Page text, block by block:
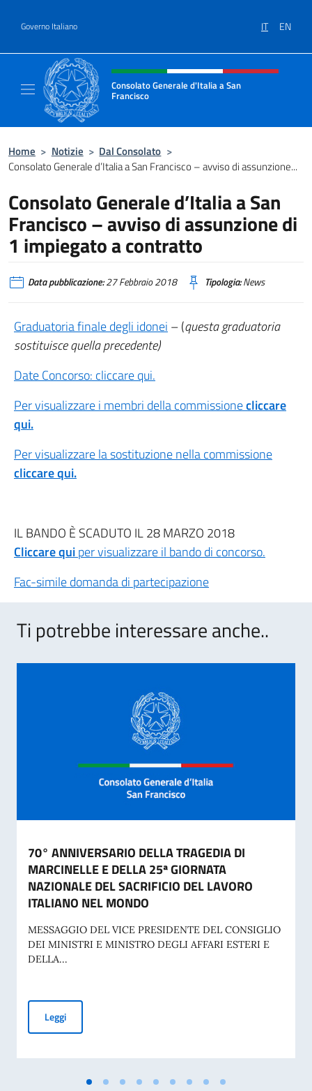
Governo Italiano IT EN
Intestazione sito, social e menù
Consolato Generale d'Italia a San
Francisco
Home > Notizie > Dal Consolato >
Consolato Generale d’Italia a San Francisco – avviso di assunzione...
Consolato Generale d’Italia a San
Francisco – avviso di assunzione di
1 impiegato a contratto
Data pubblicazione:27 Febbraio 2018 Tipologia:News
Graduatoria finale degli idonei – (questagraduatoria
sostituisce quella precedente)
Date Concorso: cliccare qui.
Per visualizzare i membri della commissionecliccare
qui.
Per visualizzare la sostituzione nella commissione
cliccare qui.
IL BANDO È SCADUTO IL 28 MARZO 2018
Cliccare quiper visualizzare il bando di concorso.
Fac-simile domanda di partecipazione
Ti potrebbe interessare anche..
70° ANNIVERSARIO DELLA TRAGEDIA DI
MARCINELLE E DELLA 25ª GIORNATA
NAZIONALE DEL SACRIFICIO DEL LAVORO
ITALIANO NEL MONDO
MESSAGGIO DEL VICE PRESIDENTE DEL CONSIGLIO
DEI MINISTRI E MINISTRO DEGLI AFFARI ESTERI E
DELLA...
Leggi70° ANNIVERSARIO DELLA TRAGEDIA DI MARCINELLE E